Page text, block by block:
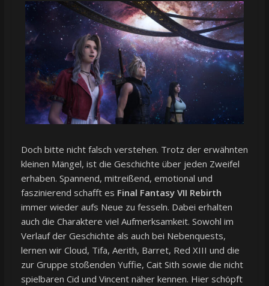
Doch bitte nicht falsch verstehen. Trotz der erwähnten
kleinen Mängel, ist die Geschichte über jeden Zweifel
erhaben. Spannend, mitreißend, emotional und
faszinierend schafft es Final Fantasy VII Rebirth
immer wieder aufs Neue zu fesseln. Dabei erhalten
auch die Charaktere viel Aufmerksamkeit. Sowohl im
Verlauf der Geschichte als auch bei Nebenquests,
lernen wir Cloud, Tifa, Aerith, Barret, Red XIII und die
zur Gruppe stoßenden Yuffie, Cait Sith sowie die nicht
spielbaren Cid und Vincent näher kennen. Hier schöpft